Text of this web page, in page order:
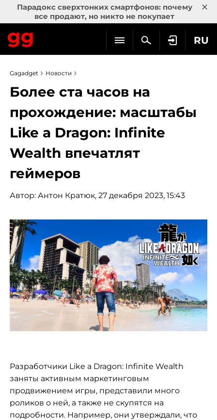
Парадокс сверхтонких смартфонов: почему
все продают, но никто не покупает
×
RU
Gagadget Новости
Более ста часов на
прохождение: масштабы
Like a Dragon: Infinite
Wealth впечатлят
геймеров
Автор: Антон Кратюк, 27 декабря 2023, 15:43
Разработчики Like a Dragon: Infinite Wealth
заняты активным маркетинговым
продвижением игры, представили много
роликов о ней, а также не скупятся на
подробности. Например, они утверждали, что